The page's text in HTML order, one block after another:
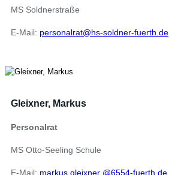
MS Soldnerstraße
E-Mail: personalrat@hs-soldner-fuerth.de
Gleixner, Markus
Personalrat
MS Otto-Seeling Schule
E-Mail: markus.gleixner @6554-fuerth.de